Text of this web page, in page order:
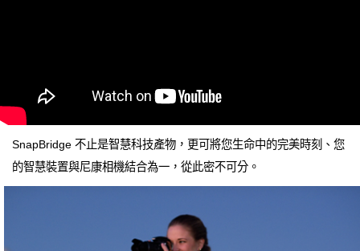
SnapBridge 不止是智慧科技產物，更可將您生命中的完美時刻、您
的智慧裝置與尼康相機結合為一，從此密不可分。